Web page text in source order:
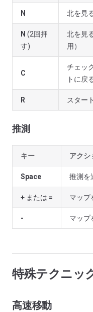
N 北を見
N (2回押
す)
北を見
用）
C
チェッ
トに戻
R スター
推測
キー アクシ
Space 推測を
+ または = マップ
- マップ
特殊テクニッ
高速移動